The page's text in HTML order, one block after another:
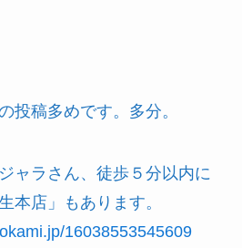
投稿多めです。多分。
ャラさん、徒歩５分以内に
本店」もあります。
16038553545609